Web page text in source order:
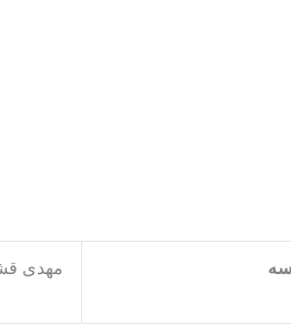
سه مهدی